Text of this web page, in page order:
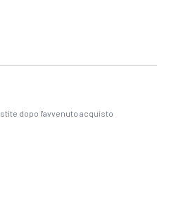
dopo l'avvenuto acquisto